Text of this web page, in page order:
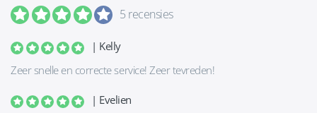
5 recensies
| Kelly
Zeer snelle en correcte service! Zeer tevreden!
| Evelien